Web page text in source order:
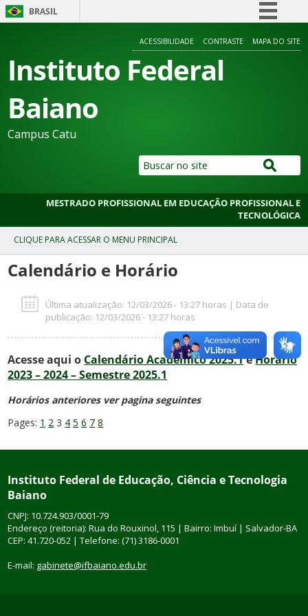
BRASIL
Participe
ACESSIBILIDADE CONTRASTE MAPA DO SITE
Instituto Federal
Baiano
Campus Catu
MESTRADO PROFISSIONAL EM EDUCAÇÃO PROFISSIONAL E
TECNOLÓGICA
Calendário e Horário
Última atualização: 12/03/2026 - 13:27 horas | Data de
publicação: 12/03/2026 - 13:27 horas
Acesse aqui o Calendário Acadêmico 2025.1eHorário
2023 – 2024 – Semestre 2025.1
Horários anteriores ver pagina seguintes
Pages: 1 2 3 4 5 6 7 8
Instituto Federal de Educação, Ciência e Tecnologia
Baiano
CNPJ: 10.724.903/0001-79
Endereço (reitoria): Rua do Rouxinol, 115 | Bairro: Imbuí | Salvador-BA
CEP: 41.720-052 | Telefone: (71) 3186-0001
E-mail: gabinete@ifbaiano.edu.br